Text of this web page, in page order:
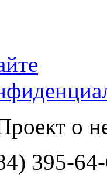
о
395-